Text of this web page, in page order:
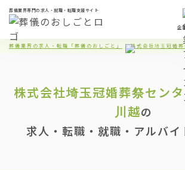
葬儀業界専門の求人・就職・転職支援サイト
企
葬儀業界の求人・転職「葬儀のおしごと」 株式会社埼玉冠婚
株式会社埼玉冠婚葬祭セン
川越の
求人・転職・就職・アルバイ